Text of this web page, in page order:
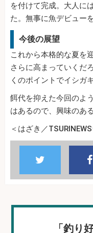
を付けて完成。大人に
た。無事に魚デビュー
今後の展望
これから本格的な夏を
さらに高まっていくだ
くのポイントでイシガ
餌代を抑えた今回のよ
はあるので、興味のあ
＜はざき／
「釣り